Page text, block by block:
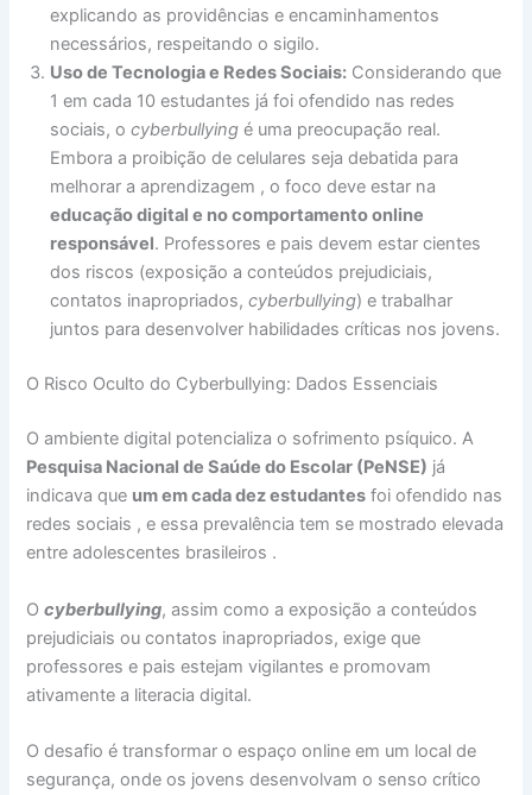
explicando as providências e encaminhamentos
necessários, respeitando o sigilo.
Uso de Tecnologia e Redes Sociais: Considerando que
1 em cada 10 estudantes já foi ofendido nas redes
sociais, ocyberbullying é uma preocupação real.
Embora a proibição de celulares seja debatida para
melhorar a aprendizagem , o foco deve estar na
educação digital e no comportamento online
responsável. Professores e pais devem estar cientes
dos riscos (exposição a conteúdos prejudiciais,
contatos inapropriados,cyberbullying) e trabalhar
juntos para desenvolver habilidades críticas nos jovens.
O Risco Oculto do Cyberbullying: Dados Essenciais
O ambiente digital potencializa o sofrimento psíquico. A
Pesquisa Nacional de Saúde do Escolar (PeNSE) já
indicava que um em cada dez estudantes foi ofendido nas
redes sociais , e essa prevalência tem se mostrado elevada
entre adolescentes brasileiros .
Ocyberbullying, assim como a exposição a conteúdos
prejudiciais ou contatos inapropriados, exige que
professores e pais estejam vigilantes e promovam
ativamente a literacia digital.
O desafio é transformar o espaço online em um local de
segurança, onde os jovens desenvolvam o senso crítico